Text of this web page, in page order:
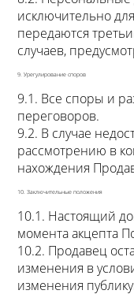
исключительно
передаются
случаев,
9. Урегулирование споров
9.1. Все споры и
переговоров.
9.2. В случае
рассмотрению в
нахождения
10. Заключительные положения
10.1. Настоящий
момента акцепта
10.2. Продавец
изменения в
изменения